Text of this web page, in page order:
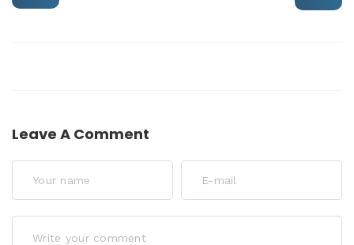
Leave A Comment